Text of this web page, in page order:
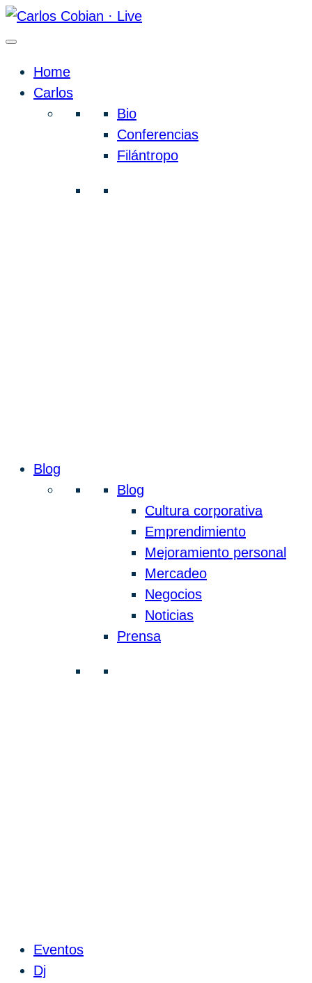
Home
Carlos
Bio
Conferencias
Filántropo
Blog
Blog
Cultura corporativa
Emprendimiento
Mejoramiento personal
Mercadeo
Negocios
Noticias
Prensa
Eventos
Dj